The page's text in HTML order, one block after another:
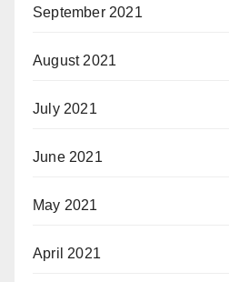
September 2021
August 2021
July 2021
June 2021
May 2021
April 2021